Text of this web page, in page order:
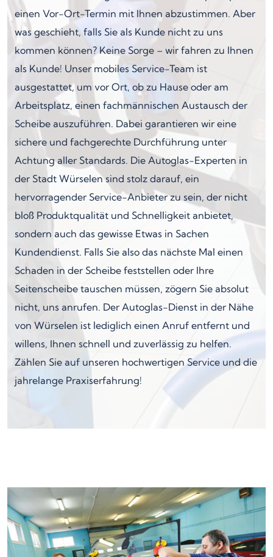
einen Vor-Ort-Termin mit Ihnen abzustimmen. Aber
was geschieht, falls Sie als Kunde nicht zu uns
kommen können? Keine Sorge – wir fahren zu Ihnen
als Kunde! Unser mobiles Service-Team ist
ausgestattet, um vor Ort, ob zu Hause oder am
Arbeitsplatz, einen fachmännischen Austausch der
Scheibe auszuführen. Dabei garantieren wir eine
sichere und fachgerechte Durchführung unter
Achtung aller Standards. Die Autoglas-Experten in
der Stadt Würselen sind stolz darauf, ein
hervorragender Service-Anbieter zu sein, der nicht
bloß Produktqualität und Schnelligkeit anbietet,
sondern auch das gewisse Etwas in Sachen
Kundendienst. Falls Sie also das nächste Mal einen
Schaden in der Scheibe feststellen oder Ihre
Seitenscheibe tauschen müssen, zögern Sie absolut
nicht, uns anrufen. Der Autoglas-Dienst in der Nähe
von Würselen ist lediglich einen Anruf entfernt und
willens, Ihnen schnell und zuverlässig zu helfen.
Zählen Sie auf unseren hochwertigen Service und die
jahrelange Praxiserfahrung!